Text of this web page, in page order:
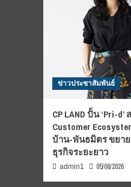
ข่าวประชาสัมพันธ์
CP LAND ปั้น ‘Pri-d’
Customer
บ้าน-พันธมิตร ขยา
ธุรกิจระยะยาว
admin1 05/08/2026